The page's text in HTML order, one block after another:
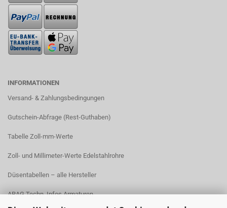
INFORMATIONEN
Versand- & Zahlungsbedingungen​
Gutschein-Abfrage (Rest-Guthaben)
Tabelle Zoll-mm-Werte
Zoll- und Millimeter-Werte Edelstahlrohre
Düsentabellen – alle Hersteller
ARAG Techn. Infos Armaturen